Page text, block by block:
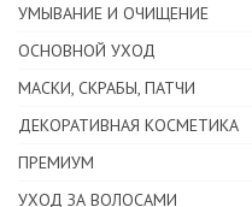
УМЫВАНИЕ И ОЧИЩЕНИЕ
ОСНОВНОЙ УХОД
МАСКИ, СКРАБЫ, ПАТЧИ
ДЕКОРАТИВНАЯ КОСМЕТИКА
ПРЕМИУМ
УХОД ЗА ВОЛОСАМИ